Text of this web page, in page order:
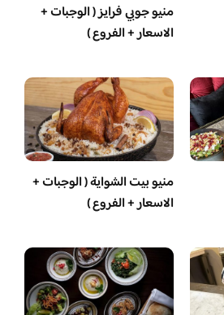
منيو جوبي فرايز ( الوجبات +
الاسعار + الفروع )
منيو بيت الشواية ( الوجبات +
الاسعار + الفروع )